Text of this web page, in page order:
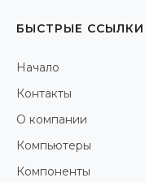
БЫСТРЫЕ ССЫЛКИ
Начало
Контакты
О компании
Компьютеры
Компоненты